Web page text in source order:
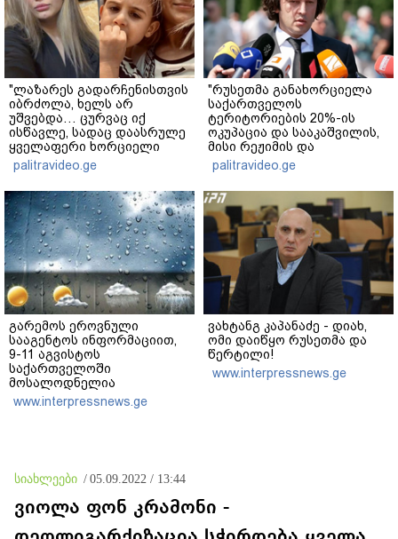
"ლაზარეს გადარჩენისთვის
იბრძოლა, ხელს არ
უშვებდა… ცურვაც იქ
ისწავლე, სადაც დაასრულე
ყველაფერი ხორციელი
ცხოვრებიდან" – რას წერს
ხობში დაღუპული დედა-
შვილის ახლობელი?
palitravideo.ge
"რუსეთმა განახორციელა
საქართველოს
ტერიტორიების 20%-ის
ოკუპაცია და სააკაშვილის,
მისი რეჟიმის და
"ნაცმოძრაობის" ღალატი
ვერანაირად ვერ
გადაფარავს ამ
დანაშაულს" - ირაკლი
კობახიძე
palitravideo.ge
გარემოს ეროვნული
სააგენტოს ინფორმაციით,
9-11 აგვისტოს
საქართველოში
მოსალოდნელია
დროგამოშვებით წვიმა
www.interpressnews.ge
ვახტანგ კაპანაძე - დიახ,
ომი დაიწყო რუსეთმა და
წერტილი!
www.interpressnews.ge
სიახლეები / 05.09.2022 / 13:44
ვიოლა ფონ კრამონი -